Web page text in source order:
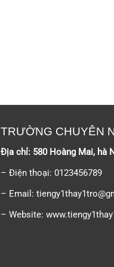
TRƯỜNG CHUYÊN
Địa chỉ: 580 Hoàng Mai, hà
– Điện thoại: 0123456789
– Email:
– Website: